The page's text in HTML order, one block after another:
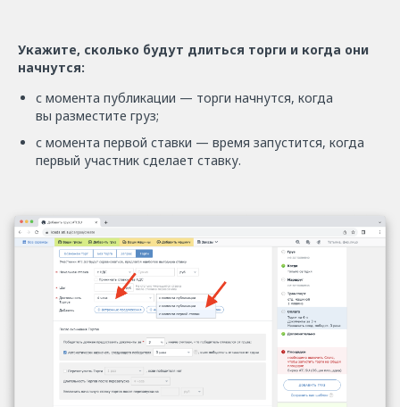
Укажите, сколько будут длиться торги и когда они
начнутся:
с момента публикации — торги начнутся, когда
вы разместите груз;
с момента первой ставки — время запустится, когда
первый участник сделает ставку.